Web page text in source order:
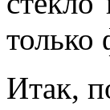
только
Итак,